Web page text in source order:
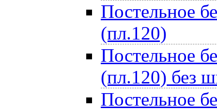
Постельное
(пл.120)
Постельное
(пл.120) без
Постельное